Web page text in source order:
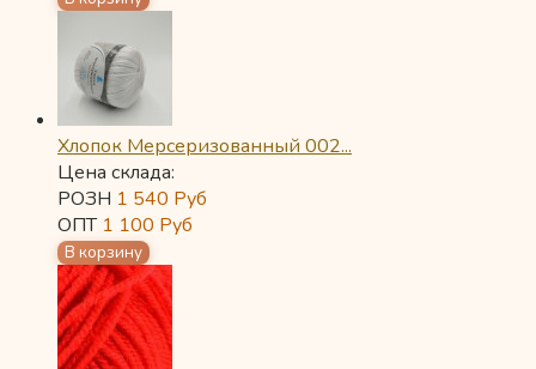
Хлопок Мерсеризованный 002...
Цена склада:
РОЗН 1 540 Руб
ОПТ 1 100 Руб